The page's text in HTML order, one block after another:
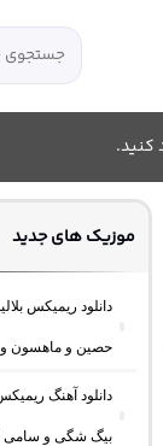
کنید.
موزیک های جدید
دانلود ریمیکس
حصین و ماهسون
دانلود آهنگ
بیگ شگی و سامی